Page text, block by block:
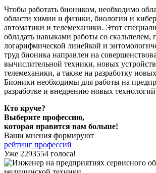
Чтобы работать биоником, необходимо
области химии и физики, биологии и
автоматики и телемеханики. Этот
обладать навыками работы со скальпелем,
логарифмической линейкой и
труд бионика направлен на
вычислительной техники, новых
телемеханики, а также на разработку
Бионики необходимы для работы на
разработке и внедрению новых
Кто круче?
Выберите профессию,
которая нравится вам больше!
Ваши мнения формируют
рейтинг профессий
Уже 2293554 голоса!